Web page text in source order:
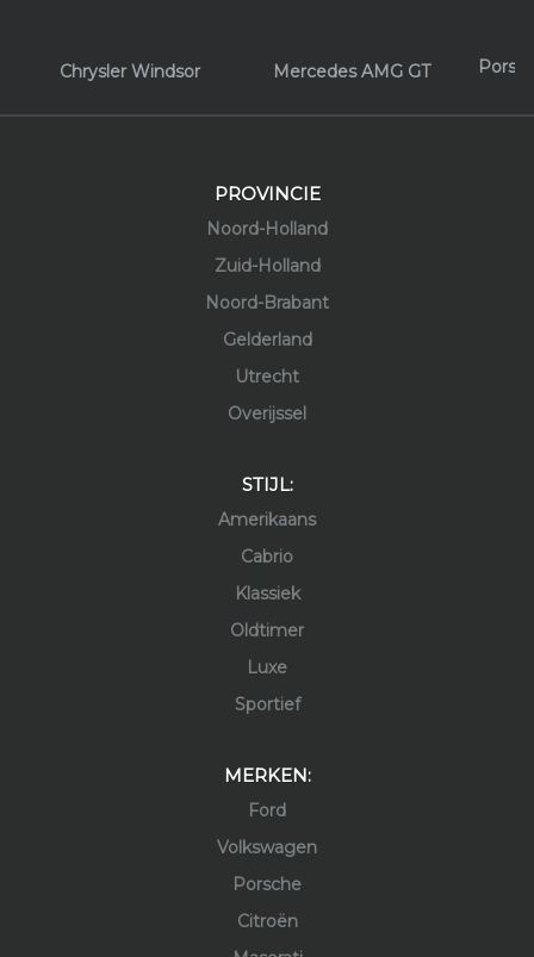
Chrysler Windsor Mercedes AMG GT
PROVINCIE
Noord-Holland
Zuid-Holland
Noord-Brabant
Gelderland
Utrecht
Overijssel
STIJL:
Amerikaans
Cabrio
Klassiek
Oldtimer
Luxe
Sportief
MERKEN:
Ford
Volkswagen
Porsche
Citroën